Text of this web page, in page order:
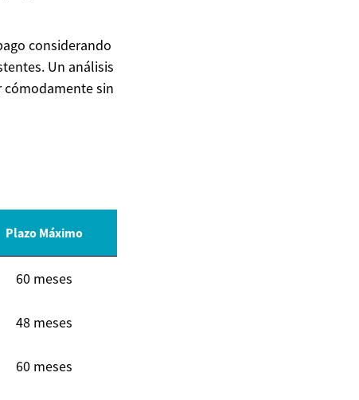
considerando
Un análisis
sin
Plazo Máximo
60 meses
48 meses
60 meses